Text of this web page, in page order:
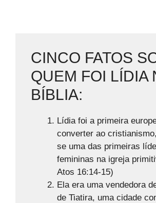
CINCO FATOS
QUEM FOI LÍDIA
BÍBLIA:
Lídia foi a primeira
converter ao
se uma das primeiras
femininas na igreja
Atos 16:14-15)
Ela era uma vendedora
de Tiatira, uma cidade